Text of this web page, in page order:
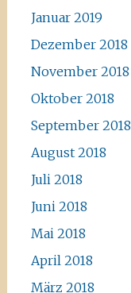
Januar 2019
Dezember 2018
November 2018
Oktober 2018
September 2018
August 2018
Juli 2018
Juni 2018
Mai 2018
April 2018
März 2018